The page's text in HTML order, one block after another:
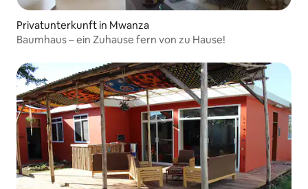
Privatunterkunft in Mwanza
Baumhaus – ein Zuhause fern von zu Hause!